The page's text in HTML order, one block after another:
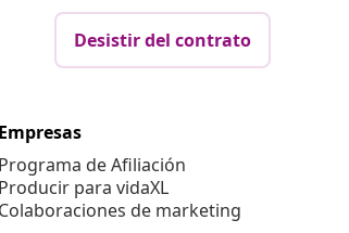
Desistir del contrato
Empresas
Programa de Afiliación
Producir para vidaXL
Colaboraciones de marketing